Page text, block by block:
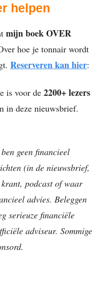
helpen
mijn boek OVER
hoe je tonnair wordt
Reserveren kan hier:
is voor de 2200+ lezers
in deze nieuwsbrief.
geen financieel
(in de nieuwsbrief,
podcast of waar
advies. Beleggen
serieuze financiële
adviseur. Sommige